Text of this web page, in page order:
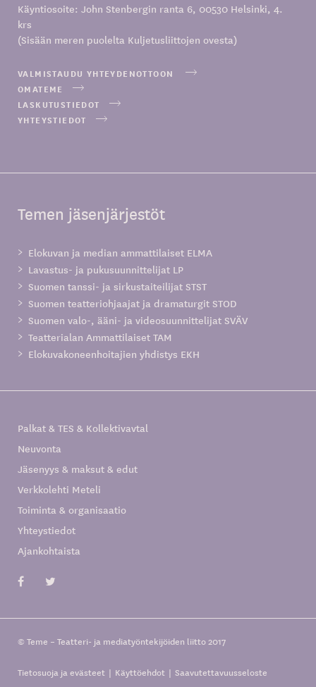
Käyntiosoite: John Stenbergin ranta 6, 00530 Helsinki, 4.
krs
(Sisään meren puolelta Kuljetusliittojen ovesta)
VALMISTAUDU YHTEYDENOTTOON
OMATEME
LASKUTUSTIEDOT
YHTEYSTIEDOT
Temen jäsenjärjestöt
Elokuvan ja median ammattilaiset ELMA
Lavastus- ja pukusuunnittelijat LP
Suomen tanssi- ja sirkustaiteilijat STST
Suomen teatteriohjaajat ja dramaturgit STOD
Suomen valo-, ääni- ja videosuunnittelijat SVÄV
Teatterialan Ammattilaiset TAM
Elokuvakoneenhoitajien yhdistys EKH
Palkat & TES & Kollektivavtal
Neuvonta
Jäsenyys & maksut & edut
Verkkolehti Meteli
Toiminta & organisaatio
Yhteystiedot
Ajankohtaista
© Teme – Teatteri- ja mediatyöntekijöiden liitto 2017
Tietosuoja ja evästeet Käyttöehdot Saavutettavuusseloste